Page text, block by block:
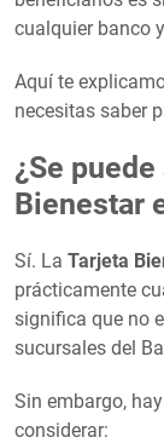
cualquier banco
Aquí te
necesitas saber
¿Se
Bienestar
Sí. La Tarjeta
prácticamente
significa que no
sucursales del
Sin embargo,
considerar: